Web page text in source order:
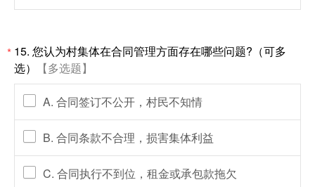
* 15. 您认为村集体在合同管理方面存在哪些问题?（可多
选）
【多选题】
A. 合同签订不公开，村民不知情
B. 合同条款不合理，损害集体利益
C. 合同执行不到位，租金或承包款拖欠